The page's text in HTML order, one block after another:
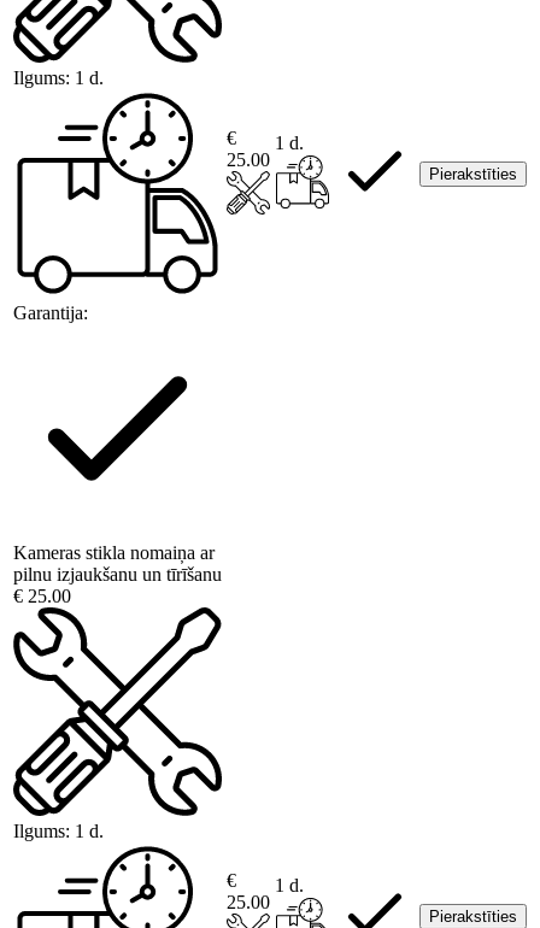
Ilgums: 1 d.
Garantija:
€
25.00
1 d.
Pierakstīties
Kameras stikla nomaiņa ar
pilnu izjaukšanu un tīrīšanu
€ 25.00
Ilgums: 1 d.
€
25.00
1 d.
Pierakstīties